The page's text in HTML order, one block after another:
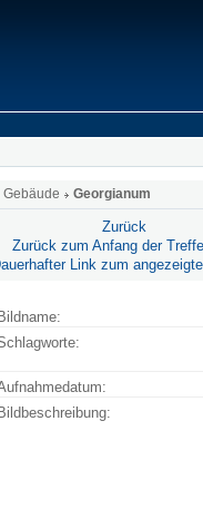
Gebäude Georgianum
Zurück
Zurück zum Anfang der
Link zum
Bildname:
Bildbeschreibung: